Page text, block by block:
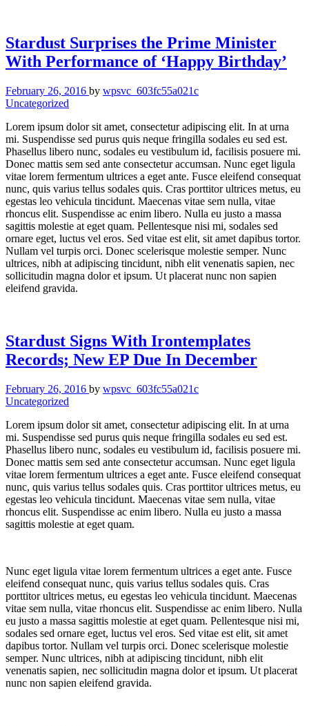
Stardust Surprises the Prime Minister
With Performance of ‘Happy Birthday’
February 26, 2016 by wpsvc_603fc55a021c
Uncategorized
Lorem ipsum dolor sit amet, consectetur adipiscing elit. In at urna
mi. Suspendisse sed purus quis neque fringilla sodales eu sed est.
Phasellus libero nunc, sodales eu vestibulum id, facilisis posuere mi.
Donec mattis sem sed ante consectetur accumsan. Nunc eget ligula
vitae lorem fermentum ultrices a eget ante. Fusce eleifend consequat
nunc, quis varius tellus sodales quis. Cras porttitor ultrices metus, eu
egestas leo vehicula tincidunt. Maecenas vitae sem nulla, vitae
rhoncus elit. Suspendisse ac enim libero. Nulla eu justo a massa
sagittis molestie at eget quam. Pellentesque nisi mi, sodales sed
ornare eget, luctus vel eros. Sed vitae est elit, sit amet dapibus tortor.
Nullam vel turpis orci. Donec scelerisque molestie semper. Nunc
ultrices, nibh at adipiscing tincidunt, nibh elit venenatis sapien, nec
sollicitudin magna dolor et ipsum. Ut placerat nunc non sapien
eleifend gravida.
Stardust Signs With Irontemplates
Records; New EP Due In December
February 26, 2016 by wpsvc_603fc55a021c
Uncategorized
Lorem ipsum dolor sit amet, consectetur adipiscing elit. In at urna
mi. Suspendisse sed purus quis neque fringilla sodales eu sed est.
Phasellus libero nunc, sodales eu vestibulum id, facilisis posuere mi.
Donec mattis sem sed ante consectetur accumsan. Nunc eget ligula
vitae lorem fermentum ultrices a eget ante. Fusce eleifend consequat
nunc, quis varius tellus sodales quis. Cras porttitor ultrices metus, eu
egestas leo vehicula tincidunt. Maecenas vitae sem nulla, vitae
rhoncus elit. Suspendisse ac enim libero. Nulla eu justo a massa
sagittis molestie at eget quam.
Nunc eget ligula vitae lorem fermentum ultrices a eget ante. Fusce
eleifend consequat nunc, quis varius tellus sodales quis. Cras
porttitor ultrices metus, eu egestas leo vehicula tincidunt. Maecenas
vitae sem nulla, vitae rhoncus elit. Suspendisse ac enim libero. Nulla
eu justo a massa sagittis molestie at eget quam. Pellentesque nisi mi,
sodales sed ornare eget, luctus vel eros. Sed vitae est elit, sit amet
dapibus tortor. Nullam vel turpis orci. Donec scelerisque molestie
semper. Nunc ultrices, nibh at adipiscing tincidunt, nibh elit
venenatis sapien, nec sollicitudin magna dolor et ipsum. Ut placerat
nunc non sapien eleifend gravida.